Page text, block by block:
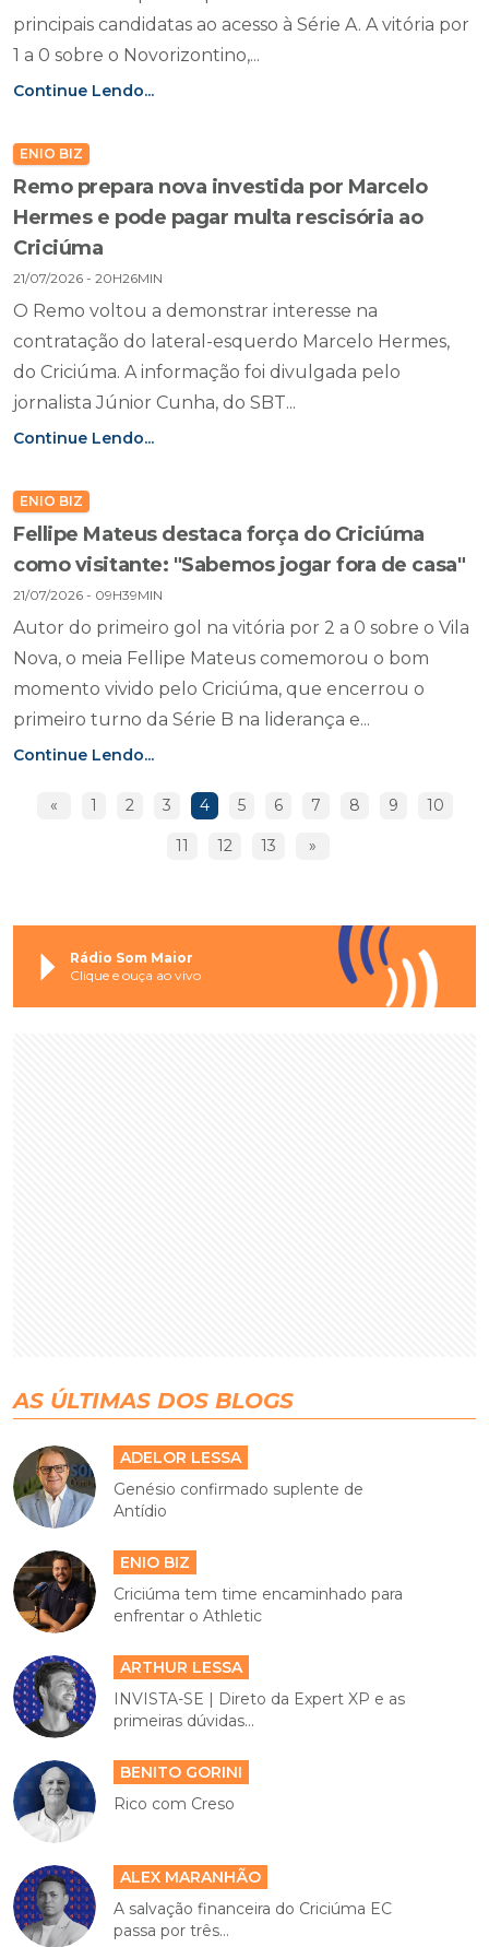
principais candidatas ao acesso à Série A. A vitória por
1 a 0 sobre o Novorizontino,...
Continue Lendo...
ENIO BIZ
Remo prepara nova investida por Marcelo
Hermes e pode pagar multa rescisória ao
Criciúma
21/07/2026 - 20H26MIN
O Remo voltou a demonstrar interesse na
contratação do lateral-esquerdo Marcelo Hermes,
do Criciúma. A informação foi divulgada pelo
jornalista Júnior Cunha, do SBT...
Continue Lendo...
ENIO BIZ
Fellipe Mateus destaca força do Criciúma
como visitante: "Sabemos jogar fora de casa"
21/07/2026 - 09H39MIN
Autor do primeiro gol na vitória por 2 a 0 sobre o Vila
Nova, o meia Fellipe Mateus comemorou o bom
momento vivido pelo Criciúma, que encerrou o
primeiro turno da Série B na liderança e...
Continue Lendo...
« 1 2 3 4 5 6 7 8 9 10
11 12 13 »
Rádio Som Maior
Clique e ouça ao vivo
AS ÚLTIMAS DOS BLOGS
ADELOR LESSA
Genésio confirmado suplente de
Antídio
ENIO BIZ
Criciúma tem time encaminhado para
enfrentar o Athletic
ARTHUR LESSA
INVISTA-SE | Direto da Expert XP e as
primeiras dúvidas...
BENITO GORINI
Rico com Creso
ALEX MARANHÃO
A salvação financeira do Criciúma EC
passa por três...